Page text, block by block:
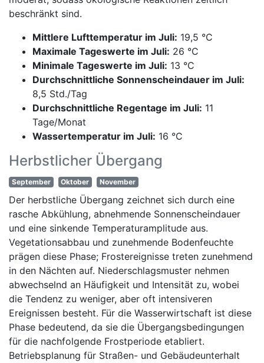
beschränkt sind.
Mittlere Lufttemperatur im Juli: 19,5 °C
Maximale Tageswerte im Juli: 26 °C
Minimale Tageswerte im Juli: 13 °C
Durchschnittliche Sonnenscheindauer im Juli:
8,5 Std./Tag
Durchschnittliche Regentage im Juli: 11
Tage/Monat
Wassertemperatur im Juli: 16 °C
Herbstlicher Übergang
September Oktober November
Der herbstliche Übergang zeichnet sich durch eine
rasche Abkühlung, abnehmende Sonnenscheindauer
und eine sinkende Temperaturamplitude aus.
Vegetationsabbau und zunehmende Bodenfeuchte
prägen diese Phase; Frostereignisse treten zunehmend
in den Nächten auf. Niederschlagsmuster nehmen
abwechselnd an Häufigkeit und Intensität zu, wobei
die Tendenz zu weniger, aber oft intensiveren
Ereignissen besteht. Für die Wasserwirtschaft ist diese
Phase bedeutend, da sie die Übergangsbedingungen
für die nachfolgende Frostperiode etabliert.
Betriebsplanung für Straßen- und Gebäudeunterhalt